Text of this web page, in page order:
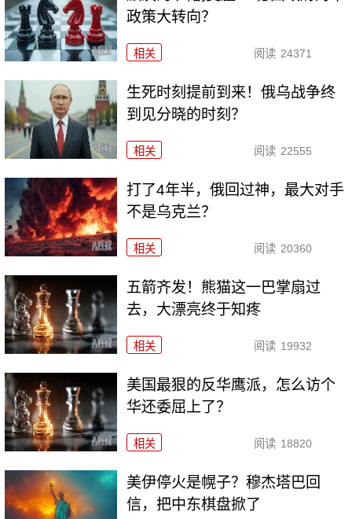
政策大转向？
相关 阅读 24371
生死时刻提前到来！俄乌战争终
到见分晓的时刻？
相关 阅读 22555
打了4年半，俄回过神，最大对手
不是乌克兰？
相关 阅读 20360
五箭齐发！熊猫这一巴掌扇过
去，大漂亮终于知疼
相关 阅读 19932
美国最狠的反华鹰派，怎么访个
华还委屈上了？
相关 阅读 18820
美伊停火是幌子？穆杰塔巴回
信，把中东棋盘掀了